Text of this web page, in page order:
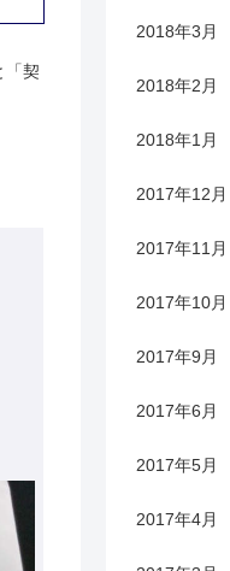
「契
2018年3月
2018年2月
2018年1月
2017年12月
2017年11月
2017年10月
2017年9月
2017年6月
2017年5月
2017年4月